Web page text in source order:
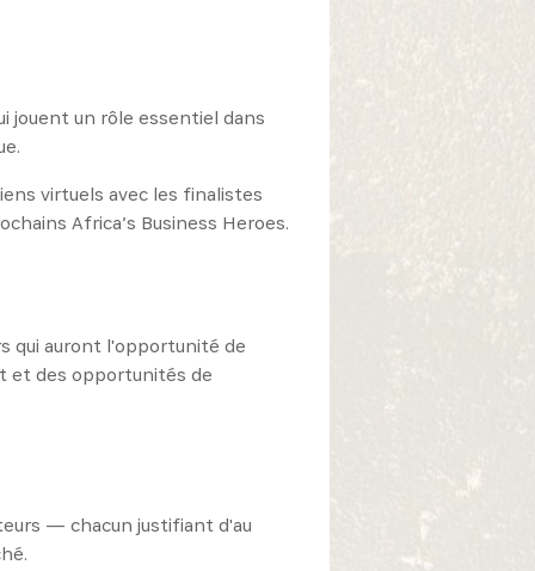
jouent un rôle essentiel dans
virtuels avec les finalistes
Africa’s Business Heroes.
qui auront l'opportunité de
et des opportunités de
— chacun justifiant d'au